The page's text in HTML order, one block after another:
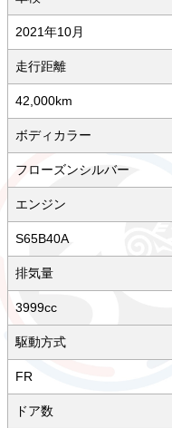
2021年10月
走行距離
42,000km
ボディカラー
フローズンシルバー
エンジン
S65B40A
排気量
3999cc
駆動方式
FR
ドア数